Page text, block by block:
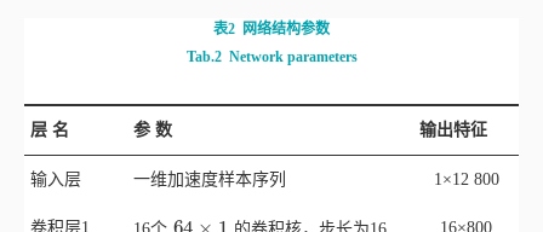
表2
网络结构参数
层 名 参 数 输出特征
输入层 一维加速度样本序列 1×12 800
卷积层1 16个 64 1
64 的卷积核，步长为16 16×800